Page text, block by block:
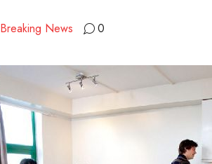
Breaking News 0